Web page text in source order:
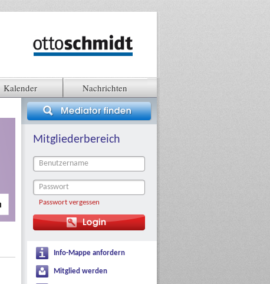
Kalender Nachrichten
Mitgliederbereich
Passwort vergessen
Info-Mappe anfordern
Mitglied werden